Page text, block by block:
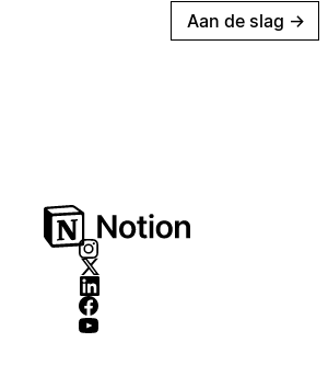
Aan de slag →